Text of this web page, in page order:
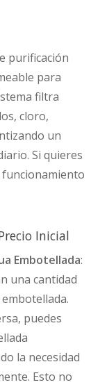
purificación
para
filtra
cloro,
un
Si quieres
Inicial
Embotellada:
una cantidad
puedes
la necesidad
Esto no